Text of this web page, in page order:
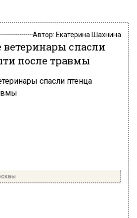
Автор: Екатерина Шахнина
спасли
после травмы